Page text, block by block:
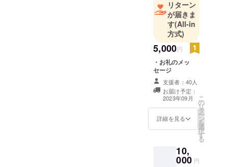
リターン
が届きま
す(All-in
方式)
5,000円
・お礼のメッ
セージ
支援者：40人
お届け予定：
2023年09月
詳細を見る
こ
の
リ
タ
ー
ン
を
選
択
す
る
10,
000 円